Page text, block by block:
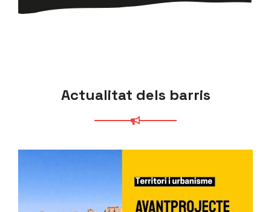
Actualitat dels barris